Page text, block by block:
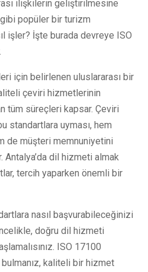
ilişkilerin geliştirilmesine
popüler bir turizm
işler? İşte burada devreye ISO
için belirlenen uluslararası bir
çeviri hizmetlerinin
tüm süreçleri kapsar. Çeviri
standartlara uyması, hem
de müşteri memnuniyetini
Antalya’da dil hizmeti almak
tercih yaparken önemli bir
nasıl başvurabileceğinizi
doğru dil hizmeti
ISO 17100
kaliteli bir hizmet